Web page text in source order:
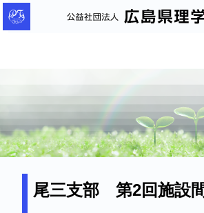
公
益
島
尾三支部 第2回施設